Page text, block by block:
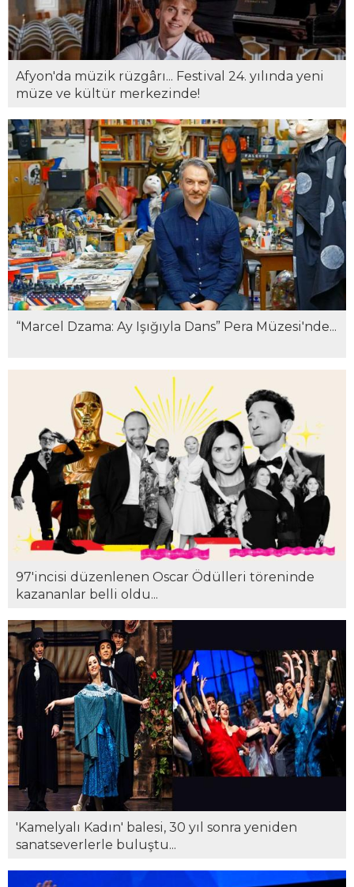
Afyon'da müzik rüzgârı... Festival 24. yılında yeni
müze ve kültür merkezinde!
“Marcel Dzama: Ay Işığıyla Dans” Pera Müzesi'nde...
97'incisi düzenlenen Oscar Ödülleri töreninde
kazananlar belli oldu...
'Kamelyalı Kadın' balesi, 30 yıl sonra yeniden
sanatseverlerle buluştu...